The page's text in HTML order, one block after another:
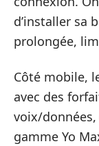
d’installer sa
prolongée,
Côté mobile,
avec des
voix/données,
gamme Yo